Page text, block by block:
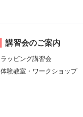
講習会のご案内
ラッピング講習会
体験教室・ワークショップ